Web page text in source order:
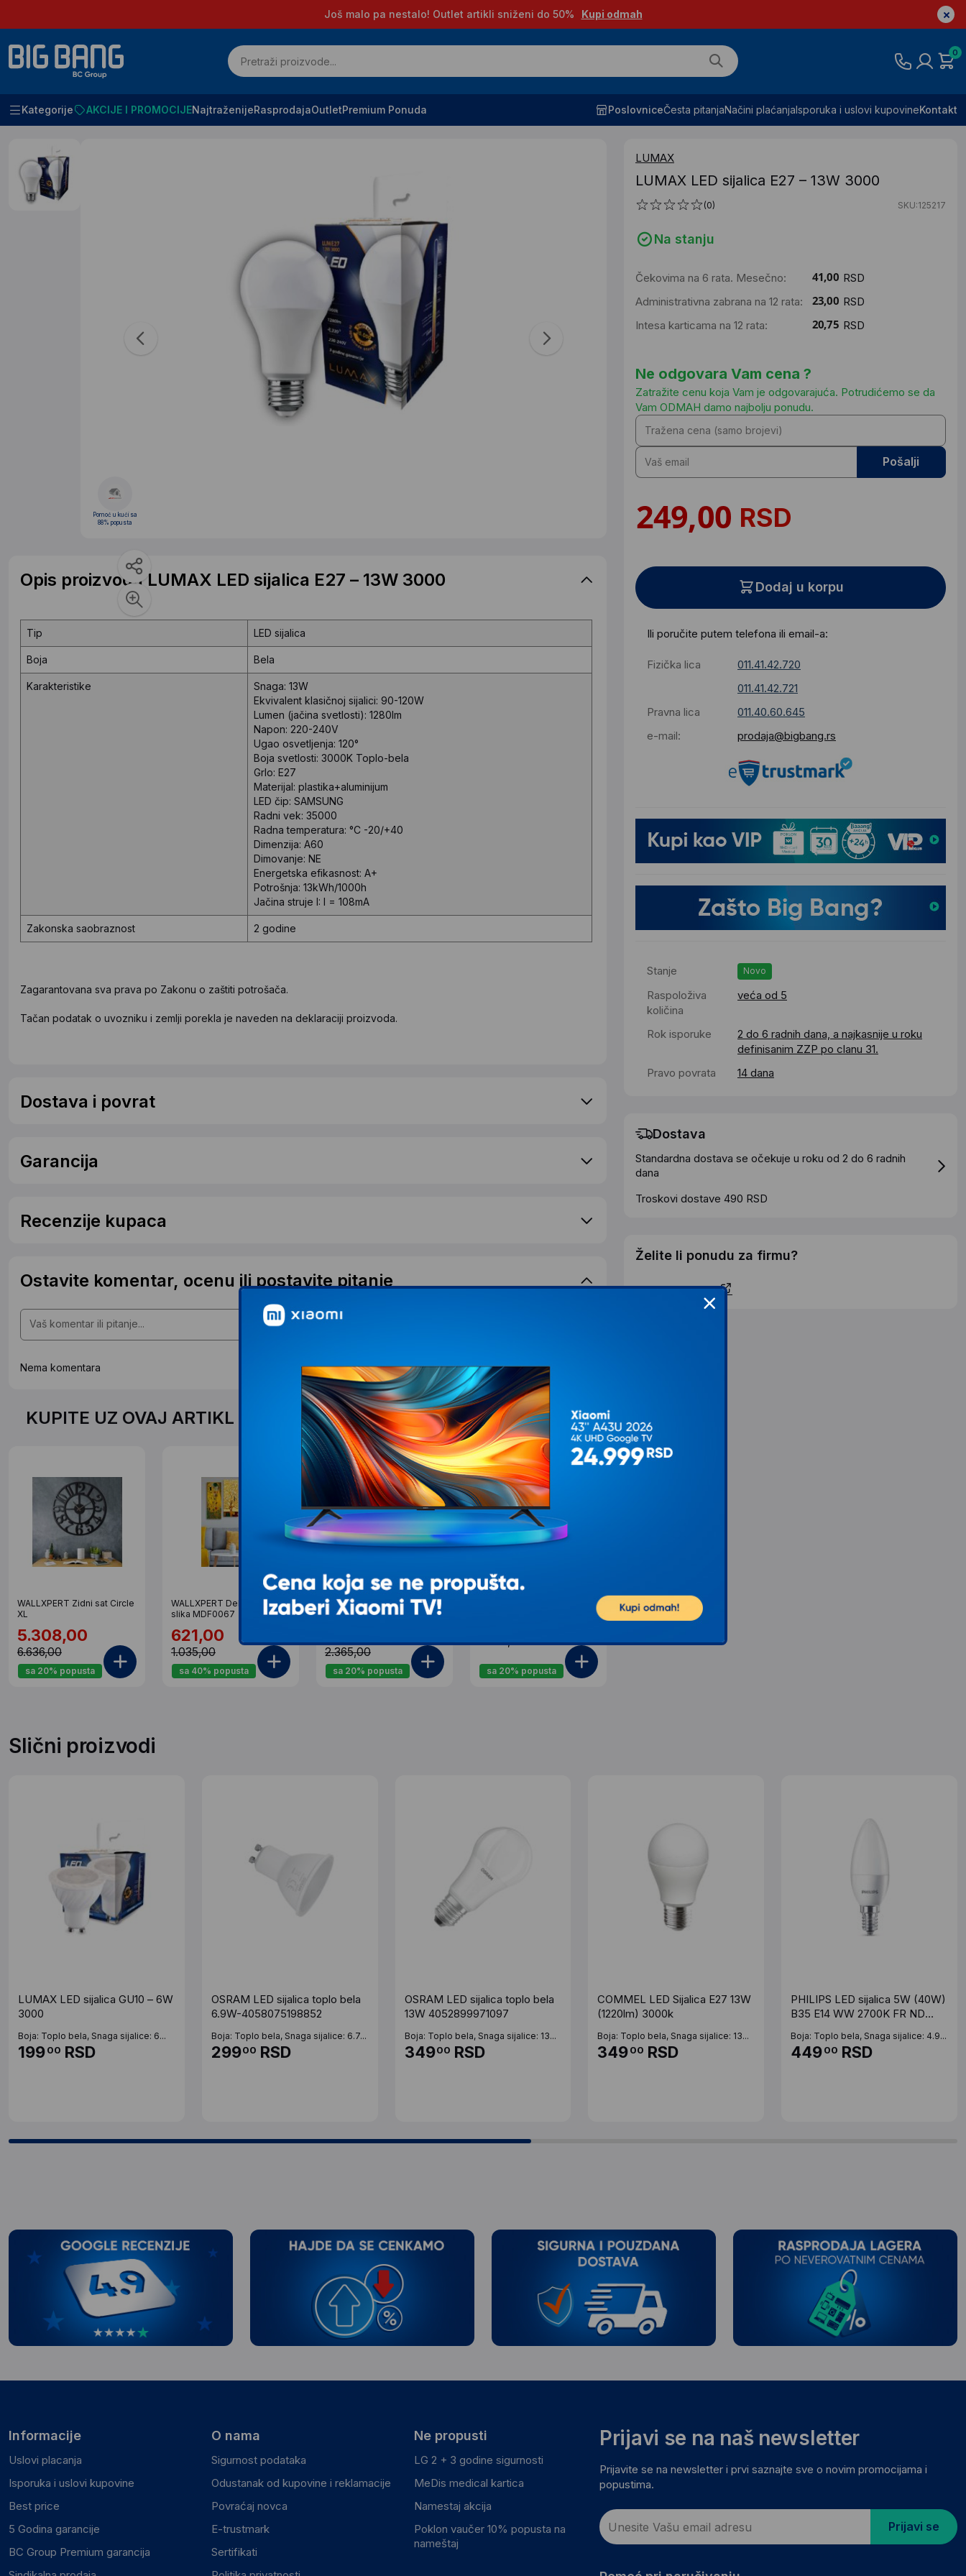
Još malo pa nestalo! Outlet artikli sniženi do 50% Kupi odmah
0
Kategorije AKCIJE I PROMOCIJENajtraženijeRasprodajaOutletPremium Ponuda PoslovniceČesta pitanjaNačini plaćanjaIsporuka i uslovi kupovineKontakt
Početna SVE ZA KUĆU I KANCELARIJU Sijalice
LUMAX
LUMAX LED sijalica E27 – 13W 3000
(0) SKU:125217
Na stanju
Čekovima na 6 rata. Mesečno:
RSD
Administrativna zabrana na 12 rata:
RSD
Intesa karticama na 12 rata:
RSD
Ne odgovara Vam cena ?
Zatražite cenu koja Vam je odgovarajuća. Potrudićemo se da
Vam ODMAH damo najbolju ponudu.
Pošalji
RSD
Dodaj u korpu
Ili poručite putem telefona ili email-a:
Fizička lica
011.41.42.720
011.41.42.721
Pravna lica
011.40.60.645
e-mail:
prodaja@bigbang.rs
Stanje Novo
Raspoloživa
količina
veća od 5
Rok isporuke
2 do 6 radnih dana, a najkasnije u roku
definisanim ZZP po clanu 31.
Pravo povrata
14 dana
Dostava
Standardna dostava se očekuje u roku od 2 do 6 radnih
dana
Troskovi dostave 490 RSD
Želite li ponudu za firmu?
Kontaktirajte nas
Pomoć u kući sa
88% popusta
Opis proizvoda LUMAX LED sijalica E27 – 13W 3000
Tip LED sijalica
Boja Bela
Karakteristike Snaga: 13W
Ekvivalent klasičnoj sijalici: 90-120W
Lumen (jačina svetlosti): 1280lm
Napon: 220-240V
Ugao osvetljenja: 120°
Boja svetlosti: 3000K Toplo-bela
Grlo: E27
Materijal: plastika+aluminijum
LED čip: SAMSUNG
Radni vek: 35000
Radna temperatura: °C -20/+40
Dimenzija: A60
Dimovanje: NE
Energetska efikasnost: A+
Potrošnja: 13kWh/1000h
Jačina struje I: I = 108mA
Zakonska saobraznost 2 godine
Zagarantovana sva prava po Zakonu o zaštiti potrošača.
Tačan podatak o uvozniku i zemlji porekla je naveden na deklaraciji proizvoda.
Dostava i povrat
Garancija
Recenzije kupaca
Ostavite komentar, ocenu ili postavite pitanje
Nema komentara
KUPITE UZ OVAJ ARTIKL PO SPECIJALNOJ CENI
WALLXPERT Zidni sat Circle
XL
5.308,00
6.636,00
sa 20% popusta
WALLXPERT Dekorativna
slika MDF0067
621,00
1.035,00
sa 40% popusta
OPVIQ Podna lampa AYD
2806
2.365,00
sa 20% popusta
2.372,00
sa 20% popusta
Slični proizvodi
LUMAX LED sijalica GU10 – 6W
3000
Boja: Toplo bela, Snaga sijalice: 6...
19900 RSD
OSRAM LED sijalica toplo bela
6.9W-4058075198852
Boja: Toplo bela, Snaga sijalice: 6.7...
29900 RSD
OSRAM LED sijalica toplo bela
13W 4052899971097
Boja: Toplo bela, Snaga sijalice: 13...
34900 RSD
COMMEL LED Sijalica E27 13W
(1220lm) 3000k
Boja: Toplo bela, Snaga sijalice: 13...
34900 RSD
PHILIPS LED sijalica 5W (40W)
B35 E14 WW 2700K FR ND
Boja: Toplo bela, Snaga sijalice: 4.9...
44900 RSD
Informacije
Uslovi placanja
Isporuka i uslovi kupovine
Best price
5 Godina garancije
BC Group Premium garancija
O nama
Sigurnost podataka
Odustanak od kupovine i reklamacije
Povraćaj novca
E-trustmark
Sertifikati
Ne propusti
LG 2 + 3 godine sigurnosti
MeDis medical kartica
Namestaj akcija
Poklon vaučer 10% popusta na
nameštaj
Prijavi se na naš newsletter
Prijavite se na newsletter i prvi saznajte sve o novim promocijama i
popustima.
Prijavi se